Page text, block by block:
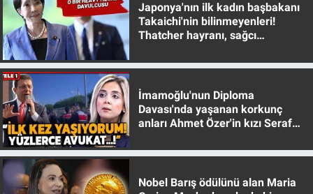
Japonya'nın ilk kadın başbakanı
Takaichi'nin bilinmeyenleri!
Thatcher hayranı, sağcı
İmamoğlu'nun Diploma
Davası'nda yaşanan korkunç
anları Ahmet Özer'in kızı Seraf
Nobel Barış ödülünü alan Maria